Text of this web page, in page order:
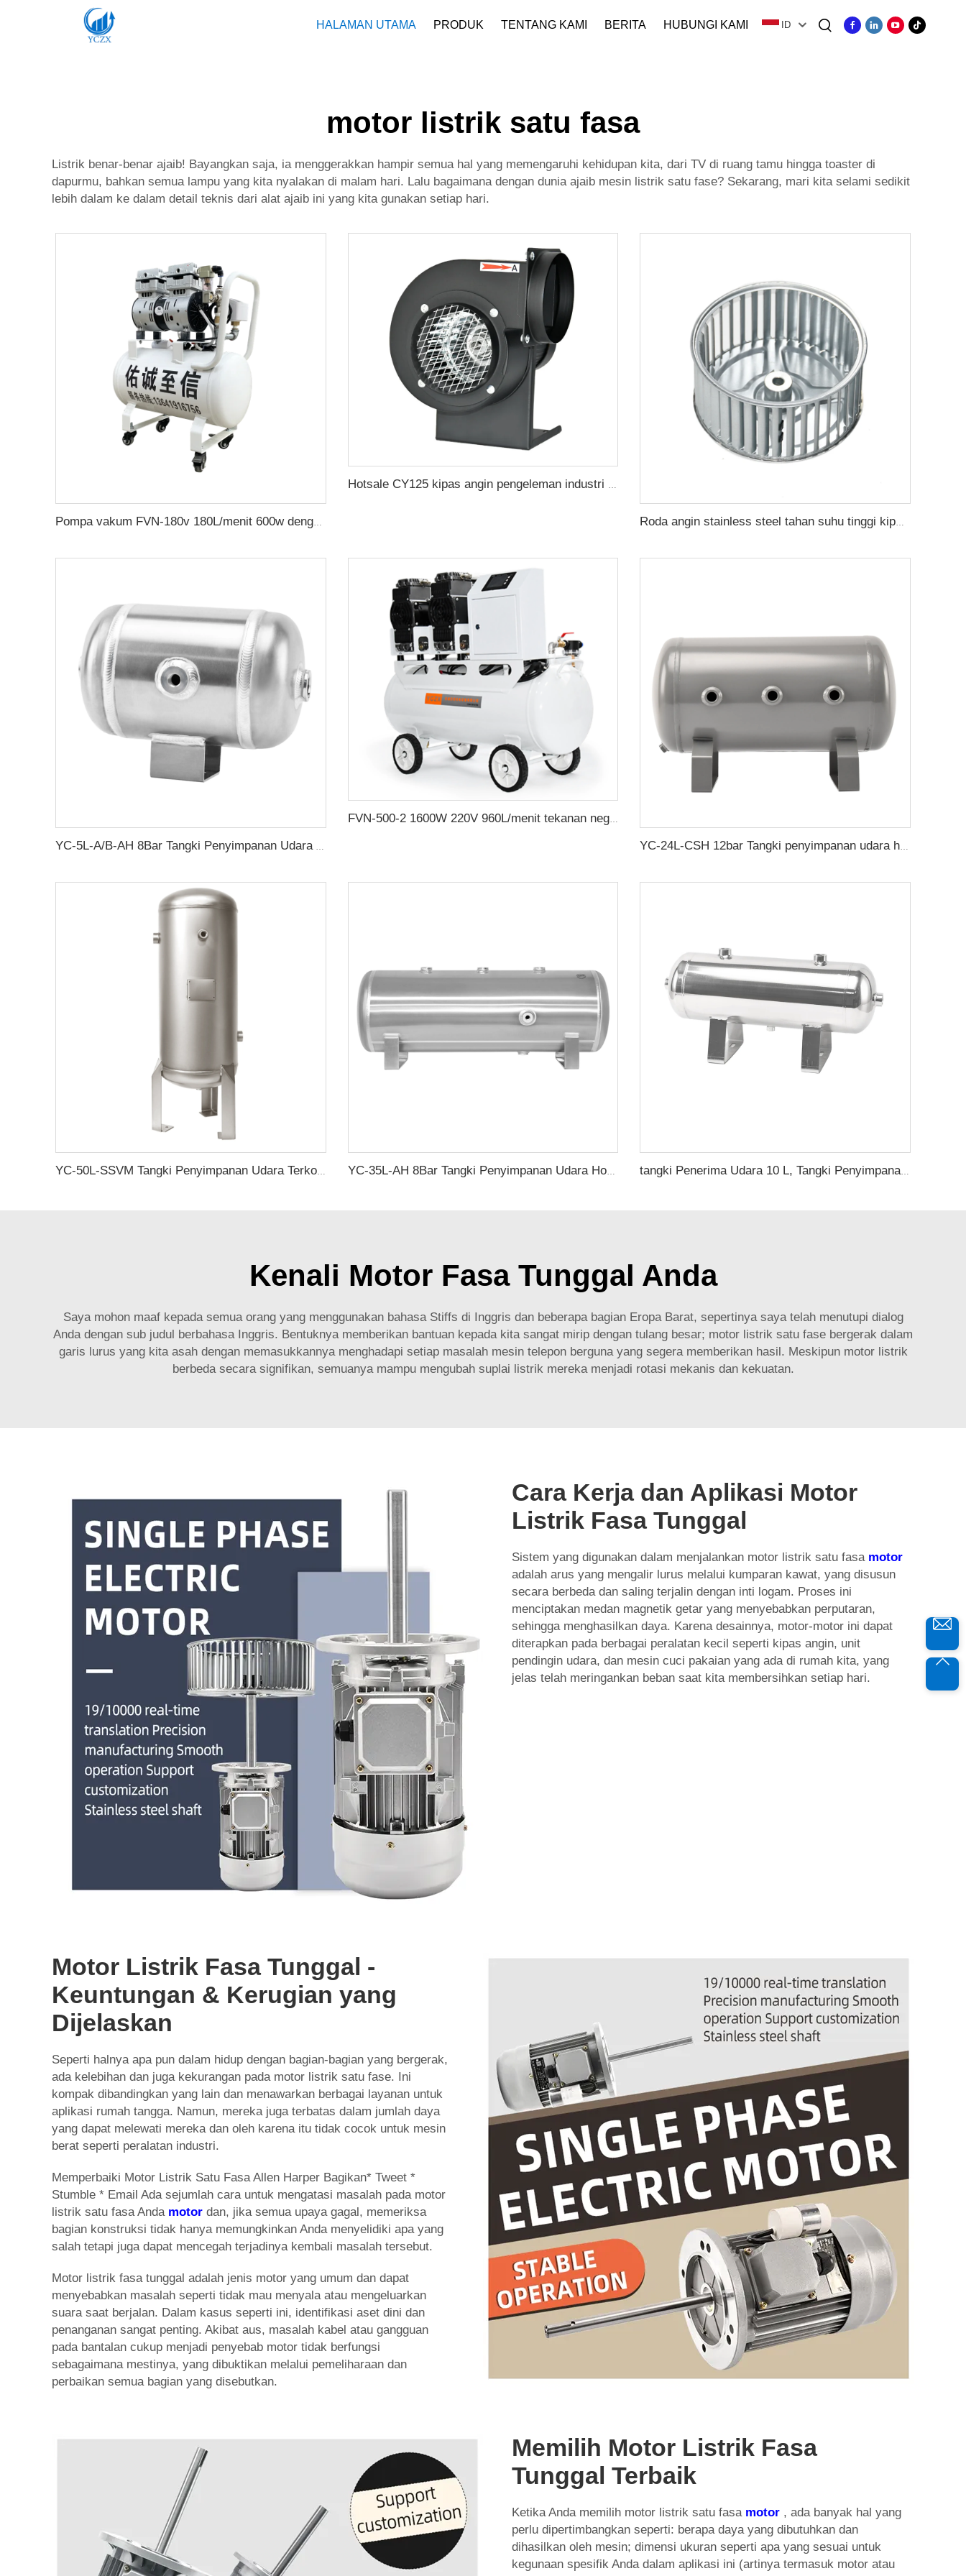
HALAMAN UTAMA PRODUK TENTANG KAMI BERITA HUBUNGI KAMI ID
motor listrik satu fasa
Listrik benar-benar ajaib! Bayangkan saja, ia menggerakkan hampir semua hal yang memengaruhi kehidupan kita, dari TV di ruang tamu hingga toaster di
dapurmu, bahkan semua lampu yang kita nyalakan di malam hari. Lalu bagaimana dengan dunia ajaib mesin listrik satu fase? Sekarang, mari kita selami sedikit
lebih dalam ke dalam detail teknis dari alat ajaib ini yang kita gunakan setiap hari.
Hotsale CY125 kipas angin pengeleman industri berkebisingan rendah multi-ayunan udara sentrifugal
YC-5L-A/B-AH 8Bar Tangki Penyimpanan Udara Aluminium Horizontal Tangki Penerima Vakum untuk Suspensi Truk dan Perlengkapan Kecantikan
FVN-500-2 1600W 220V 960L/menit tekanan negatif tanpa minyak pompa vakum dengan tangki udara 65L untuk mesin pembuatan karet
YC-24L-CSH 12bar Tangki penyimpanan udara horisontal baja karbon tanpa sambungan tangki udara
YC-50L-SSVM Tangki Penyimpanan Udara Terkompresi Stainless Steel Vertikal Portabel YC-35L-AH 8Bar Tangki Penyimpanan Udara Horizontal Alumunium Tangki Penerima Vakum Untuk Suspensi Truk dan Peralatan Kecantikan tangki Penerima Udara 10 L, Tangki Penyimpanan Udara Stainless Steel, Tangki Udara dengan Dukungan OEM dan Kustomisasi
Kenali Motor Fasa Tunggal Anda
Saya mohon maaf kepada semua orang yang menggunakan bahasa Stiffs di Inggris dan beberapa bagian Eropa Barat, sepertinya saya telah menutupi dialog
Anda dengan sub judul berbahasa Inggris. Bentuknya memberikan bantuan kepada kita sangat mirip dengan tulang besar; motor listrik satu fase bergerak dalam
garis lurus yang kita asah dengan memasukkannya menghadapi setiap masalah mesin telepon berguna yang segera memberikan hasil. Meskipun motor listrik
berbeda secara signifikan, semuanya mampu mengubah suplai listrik mereka menjadi rotasi mekanis dan kekuatan.
Cara Kerja dan Aplikasi Motor
Listrik Fasa Tunggal
Sistem yang digunakan dalam menjalankan motor listrik satu fasa motor
adalah arus yang mengalir lurus melalui kumparan kawat, yang disusun
secara berbeda dan saling terjalin dengan inti logam. Proses ini
menciptakan medan magnetik getar yang menyebabkan perputaran,
sehingga menghasilkan daya. Karena desainnya, motor-motor ini dapat
diterapkan pada berbagai peralatan kecil seperti kipas angin, unit
pendingin udara, dan mesin cuci pakaian yang ada di rumah kita, yang
jelas telah meringankan beban saat kita membersihkan setiap hari.
Motor Listrik Fasa Tunggal -
Keuntungan & Kerugian yang
Dijelaskan
Seperti halnya apa pun dalam hidup dengan bagian-bagian yang bergerak,
ada kelebihan dan juga kekurangan pada motor listrik satu fase. Ini
kompak dibandingkan yang lain dan menawarkan berbagai layanan untuk
aplikasi rumah tangga. Namun, mereka juga terbatas dalam jumlah daya
yang dapat melewati mereka dan oleh karena itu tidak cocok untuk mesin
berat seperti peralatan industri.
Memperbaiki Motor Listrik Satu Fasa Allen Harper Bagikan* Tweet *
Stumble * Email Ada sejumlah cara untuk mengatasi masalah pada motor
listrik satu fasa Anda motor dan, jika semua upaya gagal, memeriksa
bagian konstruksi tidak hanya memungkinkan Anda menyelidiki apa yang
salah tetapi juga dapat mencegah terjadinya kembali masalah tersebut.
Motor listrik fasa tunggal adalah jenis motor yang umum dan dapat
menyebabkan masalah seperti tidak mau menyala atau mengeluarkan
suara saat berjalan. Dalam kasus seperti ini, identifikasi aset dini dan
penanganan sangat penting. Akibat aus, masalah kabel atau gangguan
pada bantalan cukup menjadi penyebab motor tidak berfungsi
sebagaimana mestinya, yang dibuktikan melalui pemeliharaan dan
perbaikan semua bagian yang disebutkan.
Memilih Motor Listrik Fasa
Tunggal Terbaik
Ketika Anda memilih motor listrik satu fasa motor , ada banyak hal yang
perlu dipertimbangkan seperti: berapa daya yang dibutuhkan dan
dihasilkan oleh mesin; dimensi ukuran seperti apa yang sesuai untuk
kegunaan spesifik Anda dalam aplikasi ini (artinya termasuk motor atau